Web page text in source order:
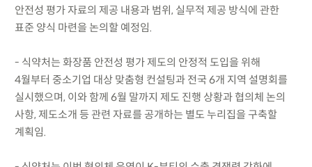
안전성 평가 자료의 제공 내용과 범위, 실무적 제공 방식에 관한
표준 양식 마련을 논의할 예정임.
- 식약처는 화장품 안전성 평가 제도의 안정적 도입을 위해
4월부터 중소기업 대상 맞춤형 컨설팅과 전국 6개 지역 설명회를
실시했으며, 이와 함께 6월 말까지 제도 진행 상황과 협의체 논의
사항, 제도소개 등 관련 자료를 공개하는 별도 누리집을 구축할
계획임.